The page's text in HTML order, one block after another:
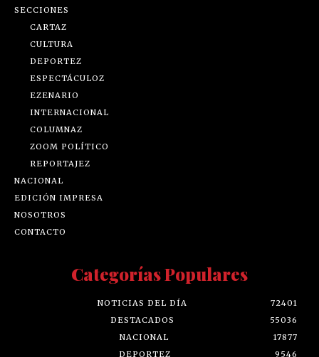
SECCIONES
CARTAZ
CULTURA
DEPORTEZ
ESPECTÁCULOZ
EZENARIO
INTERNACIONAL
COLUMNAZ
ZOOM POLÍTICO
REPORTAJEZ
NACIONAL
EDICIÓN IMPRESA
NOSOTROS
CONTACTO
Categorías Populares
NOTICIAS DEL DÍA
72401
DESTACADOS
55036
NACIONAL
17877
DEPORTEZ
9546